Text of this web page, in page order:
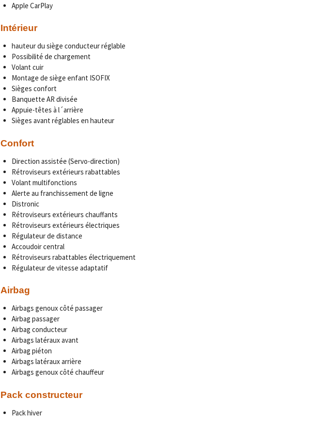
Apple CarPlay
Intérieur
hauteur du siège conducteur réglable
Possibilité de chargement
Volant cuir
Montage de siège enfant ISOFIX
Sièges confort
Banquette AR divisée
Appuie-têtes à l´arrière
Sièges avant réglables en hauteur
Confort
Direction assistée (Servo-direction)
Rétroviseurs extérieurs rabattables
Volant multifonctions
Alerte au franchissement de ligne
Distronic
Rétroviseurs extérieurs chauffants
Rétroviseurs extérieurs électriques
Régulateur de distance
Accoudoir central
Rétroviseurs rabattables électriquement
Régulateur de vitesse adaptatif
Airbag
Airbags genoux côté passager
Airbag passager
Airbag conducteur
Airbags latéraux avant
Airbag piéton
Airbags latéraux arrière
Airbags genoux côté chauffeur
Pack constructeur
Pack hiver